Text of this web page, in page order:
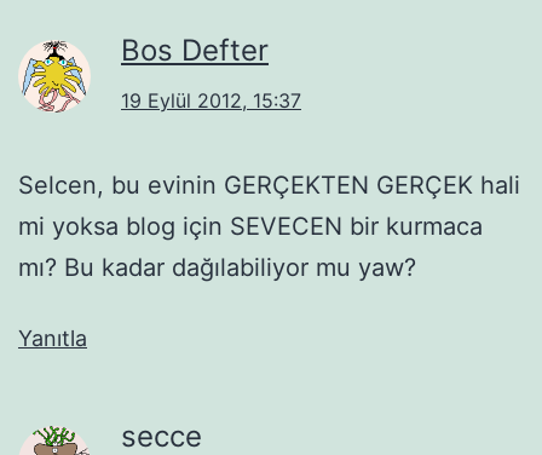
Bos Defter
19 Eylül 2012, 15:37
Selcen, bu evinin GERÇEKTEN GERÇEK hali
mi yoksa blog için SEVECEN bir kurmaca
mı? Bu kadar dağılabiliyor mu yaw?
Yanıtla
secce